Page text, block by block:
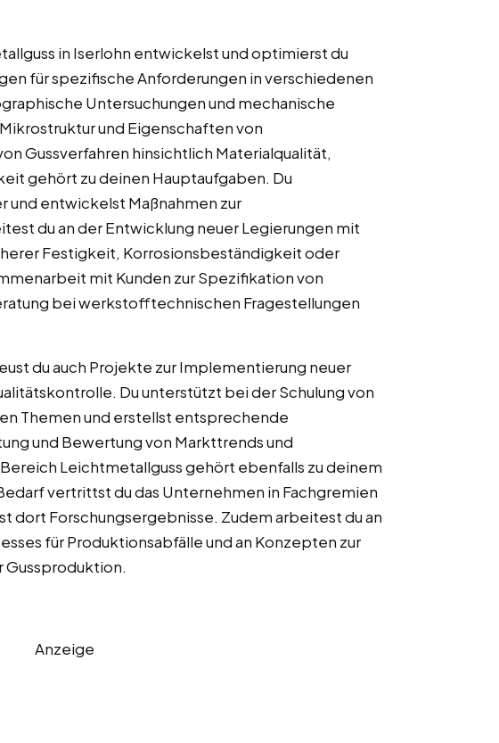
in Iserlohn entwickelst und optimierst du
für spezifische Anforderungen in verschiedenen
Untersuchungen und mechanische
und Eigenschaften von
Gussverfahren hinsichtlich Materialqualität,
gehört zu deinen Hauptaufgaben. Du
und entwickelst Maßnahmen zur
du an der Entwicklung neuer Legierungen mit
Festigkeit, Korrosionsbeständigkeit oder
mit Kunden zur Spezifikation von
bei werkstofftechnischen Fragestellungen
du auch Projekte zur Implementierung neuer
Du unterstützt bei der Schulung von
Themen und erstellst entsprechende
und Bewertung von Markttrends und
Leichtmetallguss gehört ebenfalls zu deinem
vertrittst du das Unternehmen in Fachgremien
dort Forschungsergebnisse. Zudem arbeitest du an
für Produktionsabfälle und an Konzepten zur
Gussproduktion.
Anzeige